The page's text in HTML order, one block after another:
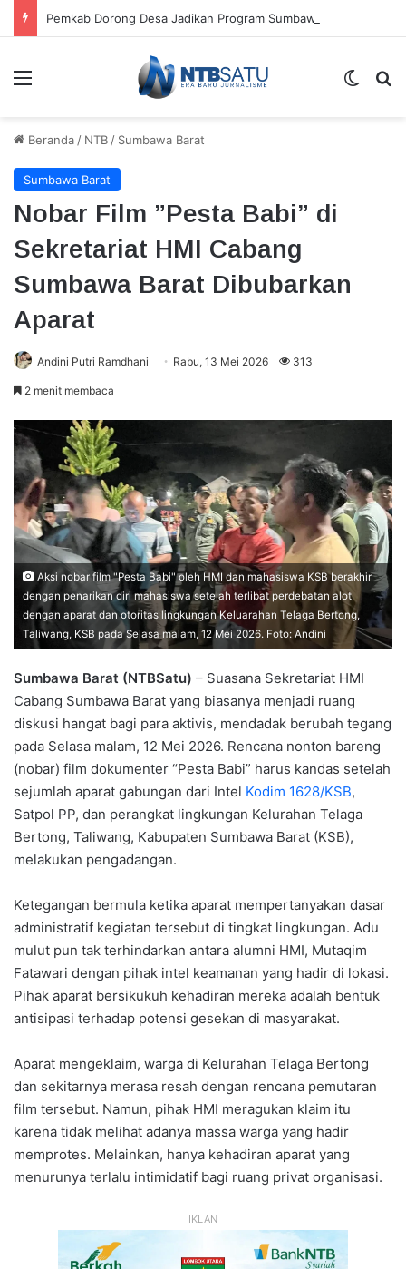
Menu
Beranda / NTB / Sumbawa Barat
Sumbawa Barat
Nobar Film ”Pesta Babi” di
Sekretariat HMI Cabang
Sumbawa Barat Dibubarkan
Aparat
Andini Putri Ramdhani Rabu, 13 Mei 2026 313
2 menit membaca
Aksi nobar film "Pesta Babi" oleh HMI dan mahasiswa KSB berakhir
dengan penarikan diri mahasiswa setelah terlibat perdebatan alot
dengan aparat dan otoritas lingkungan Keluarahan Telaga Bertong,
Taliwang, KSB pada Selasa malam, 12 Mei 2026. Foto: Andini
Sumbawa Barat (NTBSatu) – Suasana Sekretariat HMI
Cabang Sumbawa Barat yang biasanya menjadi ruang
diskusi hangat bagi para aktivis, mendadak berubah tegang
pada Selasa malam, 12 Mei 2026. Rencana nonton bareng
(nobar) film dokumenter “Pesta Babi” harus kandas setelah
sejumlah aparat gabungan dari Intel Kodim 1628/KSB,
Satpol PP, dan perangkat lingkungan Kelurahan Telaga
Bertong, Taliwang, Kabupaten Sumbawa Barat (KSB),
melakukan pengadangan.
Ketegangan bermula ketika aparat mempertanyakan dasar
administratif kegiatan tersebut di tingkat lingkungan. Adu
mulut pun tak terhindarkan antara alumni HMI, Mutaqim
Fatawari dengan pihak intel keamanan yang hadir di lokasi.
Pihak aparat bersikukuh kehadiran mereka adalah bentuk
antisipasi terhadap potensi gesekan di masyarakat.
Aparat mengeklaim, warga di Kelurahan Telaga Bertong
dan sekitarnya merasa resah dengan rencana pemutaran
film tersebut. Namun, pihak HMI meragukan klaim itu
karena tidak melihat adanya massa warga yang hadir
memprotes. Melainkan, hanya kehadiran aparat yang
menurunya terlalu intimidatif bagi ruang privat organisasi.
IKLAN